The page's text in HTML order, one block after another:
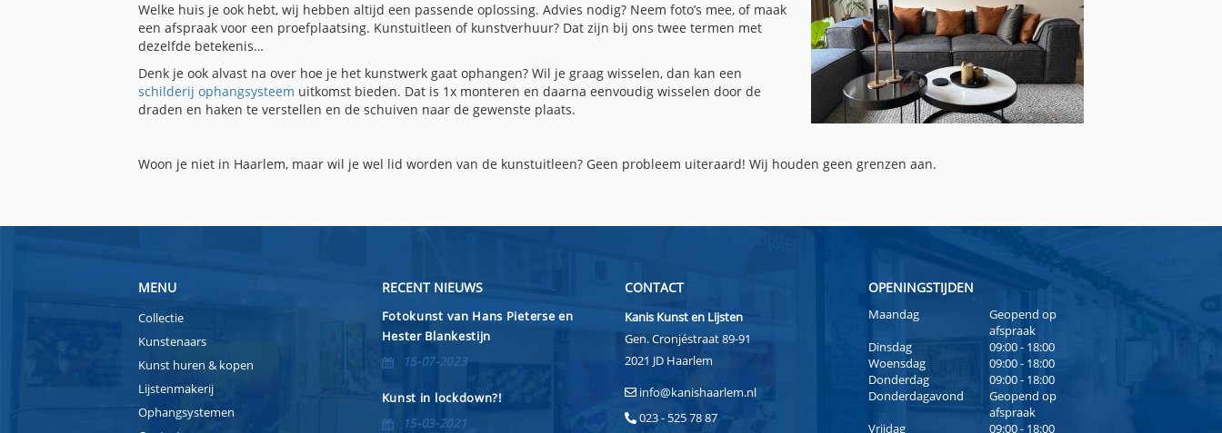
Welke huis je ook hebt, wij hebben altijd een passende oplossing. Advies nodig? Neem foto’s mee, of maak
een afspraak voor een proefplaatsing. Kunstuitleen of kunstverhuur? Dat zijn bij ons twee termen met
dezelfde betekenis…
Denk je ook alvast na over hoe je het kunstwerk gaat ophangen? Wil je graag wisselen, dan kan een
schilderij ophangsysteem uitkomst bieden. Dat is 1x monteren en daarna eenvoudig wisselen door de
draden en haken te verstellen en de schuiven naar de gewenste plaats.
Woon je niet in Haarlem, maar wil je wel lid worden van de kunstuitleen? Geen probleem uiteraard! Wij houden geen grenzen aan.
MENU
Collectie
Kunstenaars
Kunst huren & kopen
Lijstenmakerij
Ophangsystemen
RECENT NIEUWS
Fotokunst van Hans Pieterse en
Hester Blankestijn
15-07-2023
Kunst in lockdown?!
15-03-2021
CONTACT
Kanis Kunst en Lijsten
Gen. Cronjéstraat 89-91
2021 JD Haarlem
info@kanishaarlem.nl
023 - 525 78 87
OPENINGSTIJDEN
Maandag
Geopend op
afspraak
Dinsdag
09:00 - 18:00
Woensdag
09:00 - 18:00
Donderdag
09:00 - 18:00
Donderdagavond
Geopend op
afspraak
Vrijdag
09:00 - 18:00